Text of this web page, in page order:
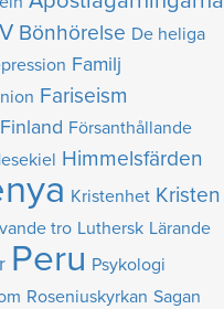
Bönhörelse De heliga
Familj
Fariseism
Finland Försanthållande
Himmelsfärden
Kristenhet Kristen
tro Luthersk Lärande
Peru Psykologi
Roseniuskyrkan Sagan